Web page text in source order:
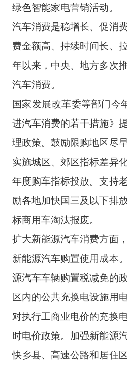
绿色智能家电营销活动。
汽车消费是稳增长、促消
费金额高、持续时间长、
年以来，中央、地方多次
汽车消费。
国家发展改革委等部门今
进汽车消费的若干措施》
理政策。鼓励限购地区尽
实施城区、郊区指标差异
年度购车指标投放。支持
励各地加快国三及以下排
标商用车淘汰报废。
扩大新能源汽车消费方面
新能源汽车购置使用成本
源汽车车辆购置税减免的
区内的公共充换电设施用
对执行工商业电价的充换
时电价政策。加强新能源
快乡县、高速公路和居住